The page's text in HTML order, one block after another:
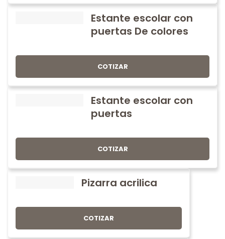
Estante escolar con
puertas De colores
COTIZAR
Estante escolar con
puertas
COTIZAR
Pizarra acrilica
COTIZAR